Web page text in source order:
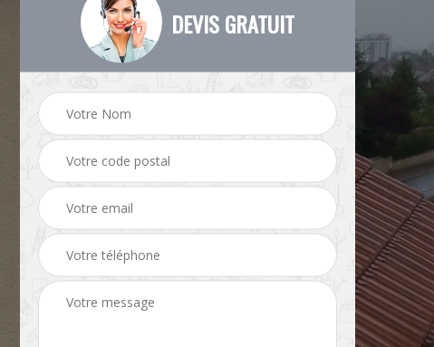
DEVIS GRATUIT